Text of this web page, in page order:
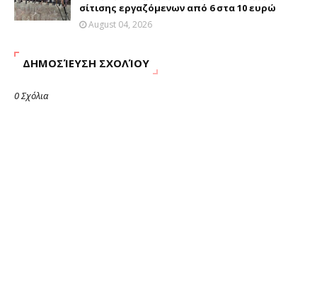
σίτισης εργαζόμενων από 6 στα 10 ευρώ
August 04, 2026
ΔΗΜΟΣΊΕΥΣΗ ΣΧΟΛΊΟΥ
0 Σχόλια